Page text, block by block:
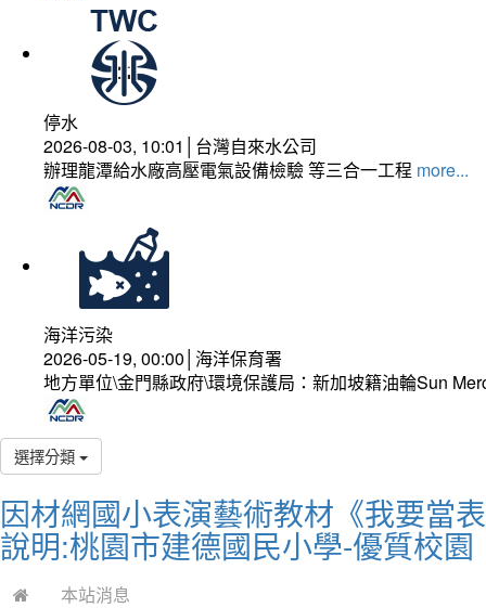
停水
2026-08-03, 10:01│台灣自來水公司
辦理龍潭給水廠高壓電氣設備檢驗 等三合一工程 more...
海洋污染
2026-05-19, 00:00│海洋保育署
地方單位\金門縣政府\環境保護局：新加坡籍油輪Sun
選擇分類
因材網國小表演藝術教材《我要當
說明:桃園市建德國民小學-優質校園
本站消息